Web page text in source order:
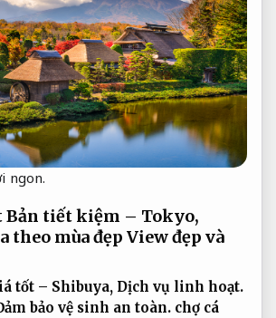
ngon.
Bản tiết kiệm – Tokyo,
theo mùa đẹp View đẹp và
tốt – Shibuya, Dịch vụ linh hoạt.
bảo vệ sinh an toàn. chợ cá